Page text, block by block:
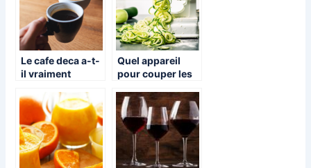
Le cafe deca a-t-
il vraiment
Quel appareil
pour couper les
julienne ?